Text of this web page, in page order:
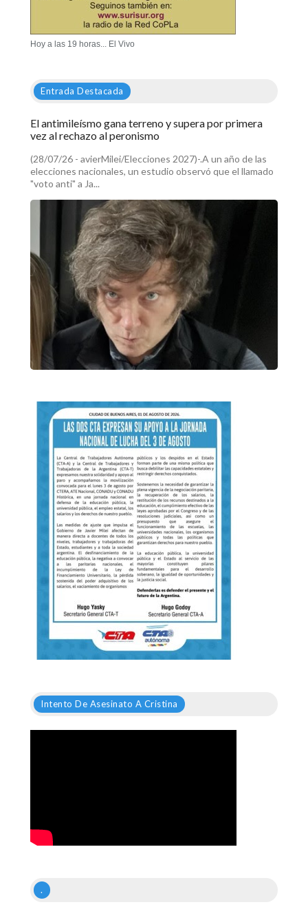
Hoy a las 19 horas... El Vivo
Entrada Destacada
El antimileísmo gana terreno y supera por primera
vez al rechazo al peronismo
(28/07/26 - avierMilei/Elecciones 2027)-.A un año de las
elecciones nacionales, un estudio observó que el llamado
"voto anti" a Ja...
Intento De Asesinato A Cristina
.